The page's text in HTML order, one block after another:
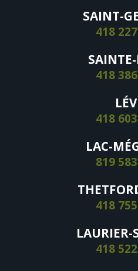
SAINT-
418
418
418
LAC-
819
418
LAURIER-
418